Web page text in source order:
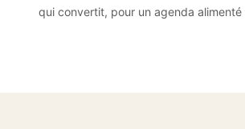
qui convertit, pour un agenda alimenté